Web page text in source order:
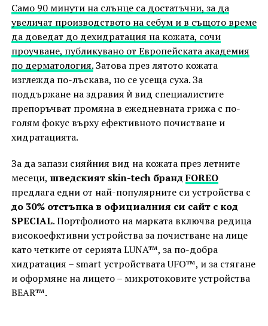
Само 90 минути на слънце са достатъчни, за да
увеличат производството на себум и в същото време
да доведат до дехидратация на кожата, сочи
проучване, публикувано от Европейската академия
по дерматология.Затова през лятото кожата
изглежда по-лъскава, но се усеща суха. За
поддържане на здравия ѝ вид специалистите
препоръчват промяна в ежедневната грижа с по-
голям фокус върху ефективното почистване и
хидратацията.
За да запази сияйния вид на кожата през летните
месеци, шведският skin-tech брандFOREO
предлага едни от най-популярните си устройства с
до 30% отстъпка в официалния си сайт с код
SPECIAL. Портфолиото на марката включва редица
високоефктивни устройства за почистване на лице
като четките от серията LUNA™, за по-добра
хидратация – smart устройствaта UFO™, и за стягане
и оформяне на лицето – микротоковите устройства
BEAR™.